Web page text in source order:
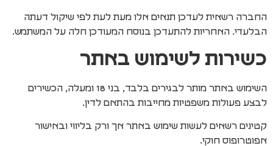
החברה רשאית לעדכן תנאים אלו מעת לעת לפי שיקול דעתה
הבלעדי. האחריות להתעדכן בנוסח המעודכן חלה על המשתמש.
כשירות לשימוש באתר
השימוש באתר מותר לבגירים בלבד, בני 18 ומעלה, הכשירים
לבצע פעולות משפטיות מחייבות בהתאם לדין.
קטינים רשאים לעשות שימוש באתר אך ורק בליווי ובאישור
אפוטרופוס חוקי.